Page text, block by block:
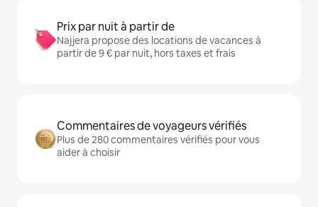
Prix par nuit à partir de
Najjera propose des locations de vacances à
partir de 9 € par nuit, hors taxes et frais
Commentaires de voyageurs vérifiés
Plus de 280 commentaires vérifiés pour vous
aider à choisir